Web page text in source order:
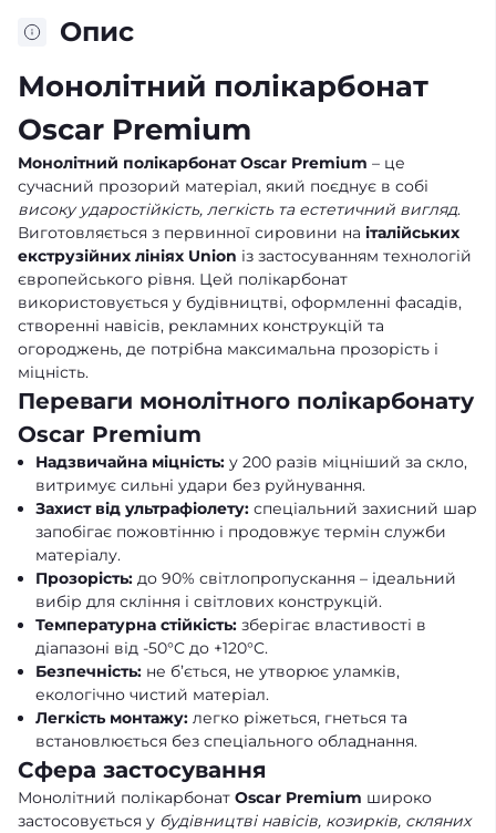
Опис
Монолітний полікарбонат
Oscar Premium
Монолітний полікарбонат Oscar Premium – це
сучасний прозорий матеріал, який поєднує в собі
високу ударостійкість, легкість та естетичний вигляд.
Виготовляється з первинної сировини на італійських
екструзійних лініях Union із застосуванням технологій
європейського рівня. Цей полікарбонат
використовується у будівництві, оформленні фасадів,
створенні навісів, рекламних конструкцій та
огороджень, де потрібна максимальна прозорість і
міцність.
Переваги монолітного полікарбонату
Oscar Premium
Надзвичайна міцність: у 200 разів міцніший за скло,
витримує сильні удари без руйнування.
Захист від ультрафіолету: спеціальний захисний шар
запобігає пожовтінню і продовжує термін служби
матеріалу.
Прозорість: до 90% світлопропускання – ідеальний
вибір для скління і світлових конструкцій.
Температурна стійкість: зберігає властивості в
діапазоні від -50°C до +120°C.
Безпечність: не б’ється, не утворює уламків,
екологічно чистий матеріал.
Легкість монтажу: легко ріжеться, гнеться та
встановлюється без спеціального обладнання.
Сфера застосування
Монолітний полікарбонат Oscar Premium широко
застосовується у будівництві навісів, козирків, скляних